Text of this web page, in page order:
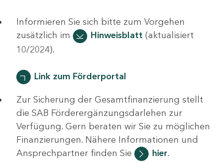
Informieren Sie sich bitte zum Vorgehen
zusätzlich im
Hinweisblatt (aktualisiert
10/2024).
Link zum Förderportal
Zur Sicherung der Gesamtfinanzierung stellt
die SAB Förderergänzungsdarlehen zur
Verfügung. Gern beraten wir Sie zu möglichen
Finanzierungen. Nähere Informationen und
Ansprechpartner finden Sie
hier.